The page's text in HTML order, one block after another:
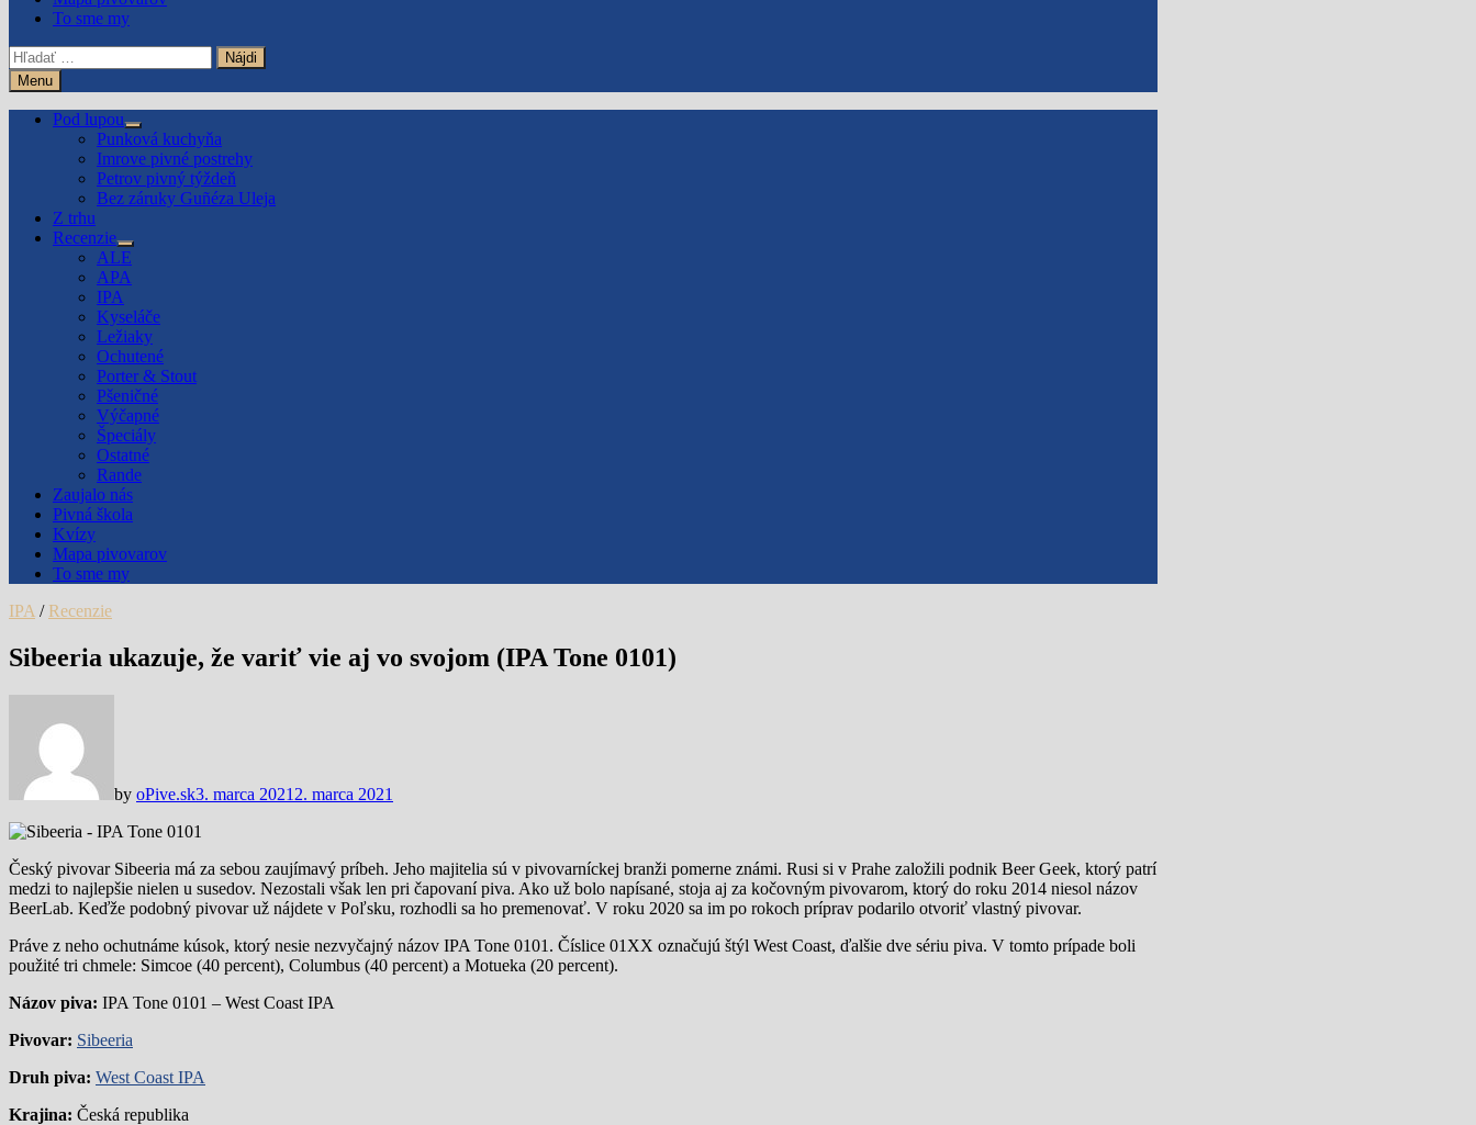
To sme my
Hľadať:
Menu
Pod lupou
Show
sub
menu
Punková kuchyňa
Imrove pivné postrehy
Petrov pivný týždeň
Bez záruky Guñéza Uleja
Z trhu
Recenzie
Show
sub
menu
ALE
APA
IPA
Kyseláče
Ležiaky
Ochutené
Porter & Stout
Pšeničné
Výčapné
Špeciály
Ostatné
Rande
Zaujalo nás
Pivná škola
Kvízy
Mapa pivovarov
To sme my
IPA / Recenzie
Sibeeria ukazuje, že variť vie aj vo svojom (IPA Tone 0101)
by oPive.sk3. marca 2021 2. marca 2021
Český pivovar Sibeeria má za sebou zaujímavý príbeh. Jeho majitelia sú v pivovarníckej branži pomerne známi. Rusi si v Prahe založili podnik Beer Geek, ktorý patrí
medzi to najlepšie nielen u susedov. Nezostali však len pri čapovaní piva. Ako už bolo napísané, stoja aj za kočovným pivovarom, ktorý do roku 2014 niesol názov
BeerLab. Keďže podobný pivovar už nájdete v Poľsku, rozhodli sa ho premenovať. V roku 2020 sa im po rokoch príprav podarilo otvoriť vlastný pivovar.
Práve z neho ochutnáme kúsok, ktorý nesie nezvyčajný názov IPA Tone 0101. Číslice 01XX označujú štýl West Coast, ďalšie dve sériu piva. V tomto prípade boli
použité tri chmele: Simcoe (40 percent), Columbus (40 percent) a Motueka (20 percent).
Názov piva: IPA Tone 0101 – West Coast IPA
Pivovar: Sibeeria
Druh piva: West Coast IPA
Krajina: Česká republika